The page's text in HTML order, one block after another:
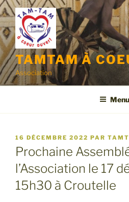
Aller
au
contenu
principal
TAMTAM À
Association
Menu
PUBLIÉ
LE
16 DÉCEMBRE 2022 PAR
Prochaine
l’Association le 17
15h30 à Croutelle